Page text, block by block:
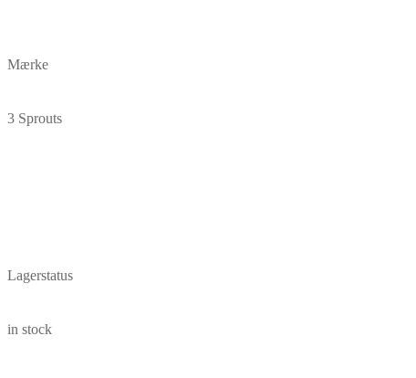
Mærke
3 Sprouts
Lagerstatus
in stock